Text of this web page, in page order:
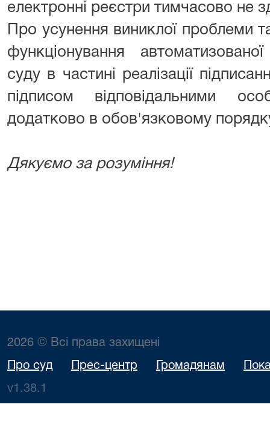
електронні реєстри тимчасово не
Про усунення виниклої проблеми
функціонування
суду в частині реалізації
підписом відповідальними
додатково в обов'язковому
Дякуємо за розуміння!
2026 © Всі права захищені
Про суд Прес-центр Громадянам
v1.38.1